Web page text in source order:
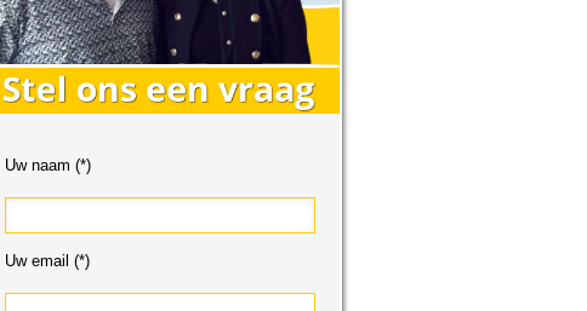
Uw naam (*)
Uw email (*)